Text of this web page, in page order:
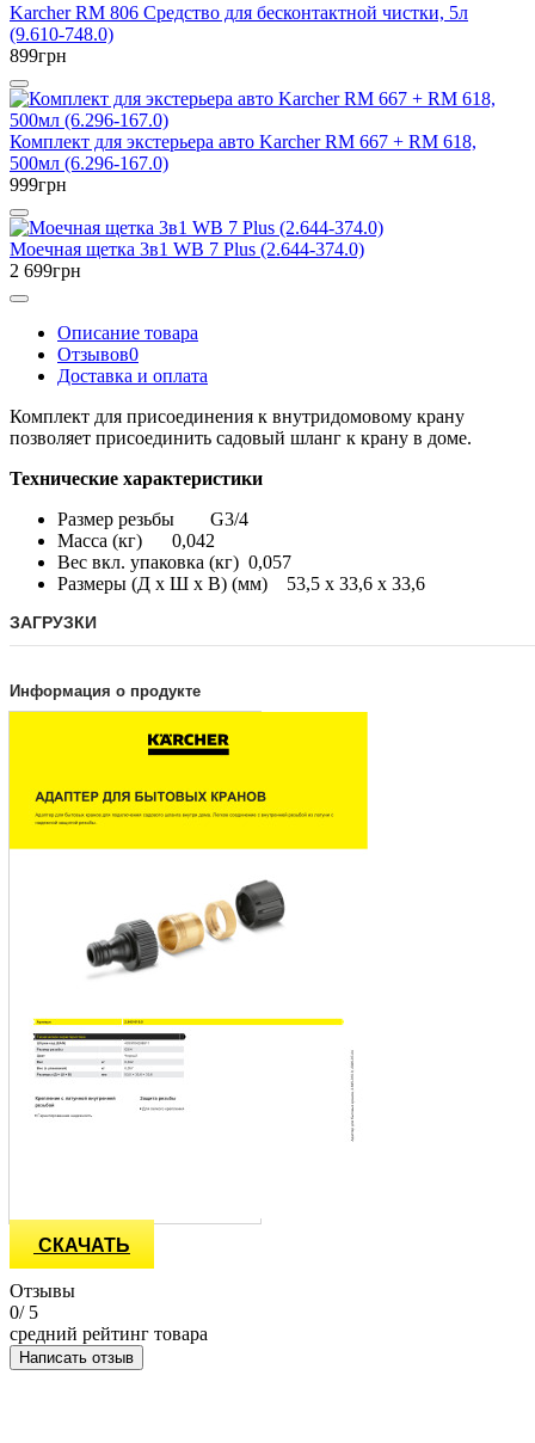
Karcher RM 806 Средство для бесконтактной чистки, 5л
(9.610-748.0)
899грн
Комплект для экстерьера авто Karcher RM 667 + RM 618,
500мл (6.296-167.0)
999грн
Моечная щетка 3в1 WB 7 Plus (2.644-374.0)
2 699грн
Описание товара
Отзывов0
Доставка и оплата
Комплект для присоединения к внутридомовому крану
позволяет присоединить садовый шланг к крану в доме.
Технические характеристики
Размер резьбы
G3/4
Масса (кг)
0,042
Вес вкл. упаковка (кг) 0,057
Размеры (Д х Ш х В) (мм)
53,5 x 33,6 x 33,6
ЗАГРУЗКИ
Информация о продукте
СКАЧАТЬ
Отзывы
0/ 5
средний рейтинг товара
Написать отзыв